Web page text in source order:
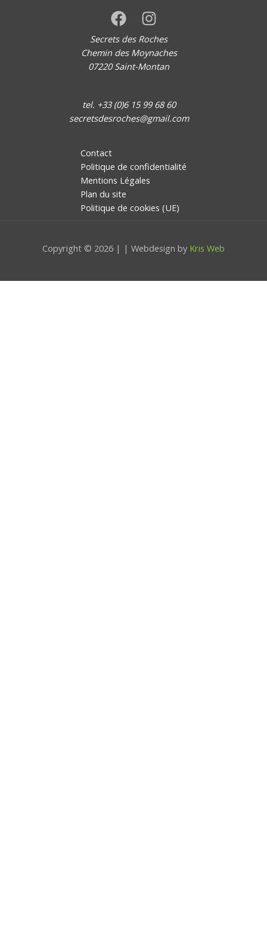
Secrets des Roches
Chemin des Moynaches
07220 Saint-Montan
tel. +33 (0)6 15 99 68 60
secretsdesroches@gmail.com
Contact
Politique de confidentialité
Mentions Légales
Plan du site
Politique de cookies (UE)
Copyright © 2026 | | Webdesign by Kris Web